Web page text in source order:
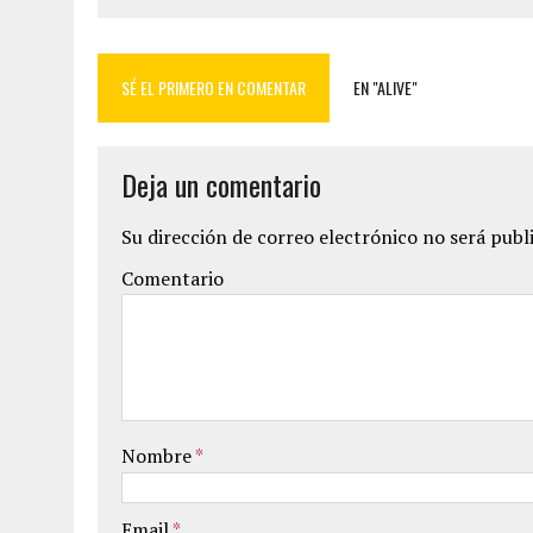
SÉ EL PRIMERO EN COMENTAR EN "ALIVE"
Deja un comentario
Su dirección de correo electrónico no será
Comentario
Nombre*